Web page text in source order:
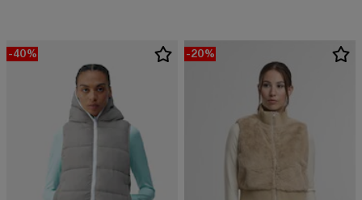
-40% -20%